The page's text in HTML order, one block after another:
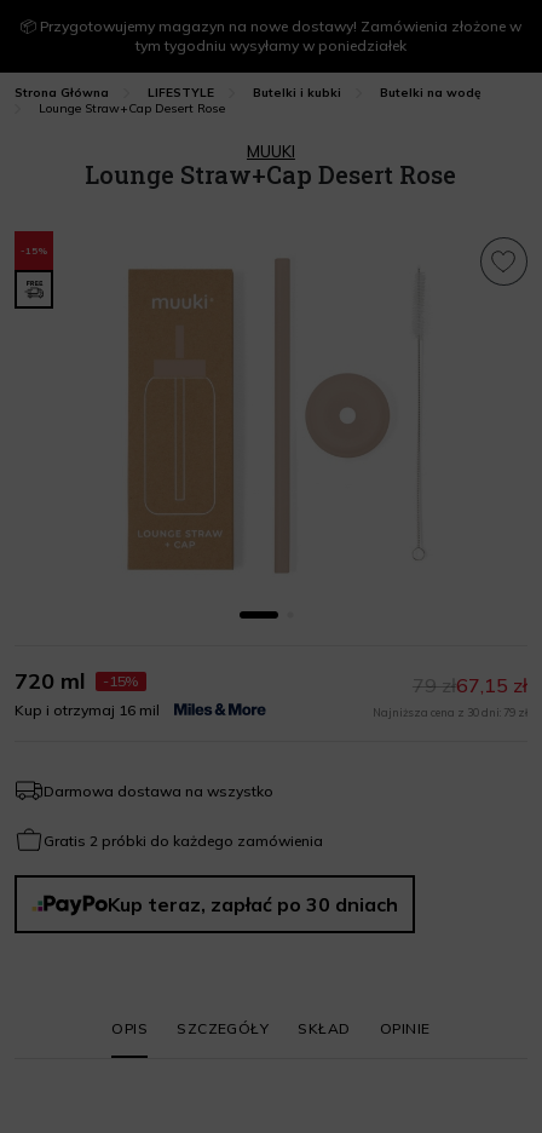
📦 Przygotowujemy magazyn na nowe dostawy! Zamówienia złożone w
tym tygodniu wysyłamy w poniedziałek
Strona Główna LIFESTYLE Butelki i kubki
Butelki na wodę
Lounge Straw+Cap Desert Rose
MUUKI
Lounge Straw+Cap Desert Rose
-15%
720 ml
-15%
Kup i otrzymaj 16 mil
67,15 zł
79 zł
Najniższa cena z 30 dni: 79 zł
Darmowa dostawa na wszystko
Gratis 2 próbki do każdego zamówienia
Kup teraz, zapłać po 30 dniach
OPIS SZCZEGÓŁY SKŁAD OPINIE